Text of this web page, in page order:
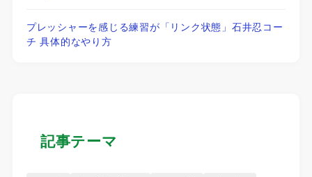
プレッシャーを感じる練習が「リンク状態」石井忍コー
チ 具体的なやり方
記事テーマ